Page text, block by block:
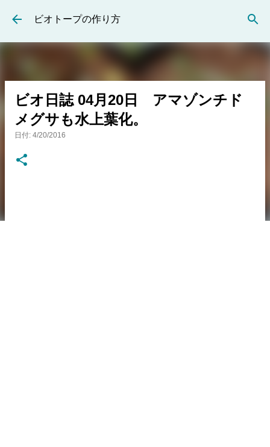
スキップしてメイン コンテンツに移動
ビオトープの作り方
ビオ日誌 04月20日 アマゾンチド
メグサも水上葉化。
日付: 4/20/2016